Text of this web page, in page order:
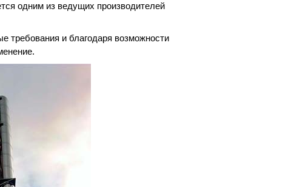
одним из ведущих производителей
требования и благодаря возможности